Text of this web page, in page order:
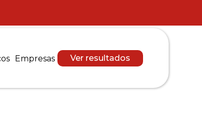
Empresas Ver resultados